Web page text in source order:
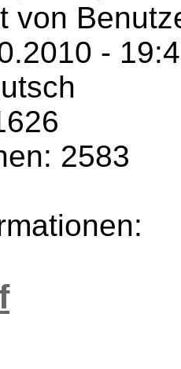
von
-
2583